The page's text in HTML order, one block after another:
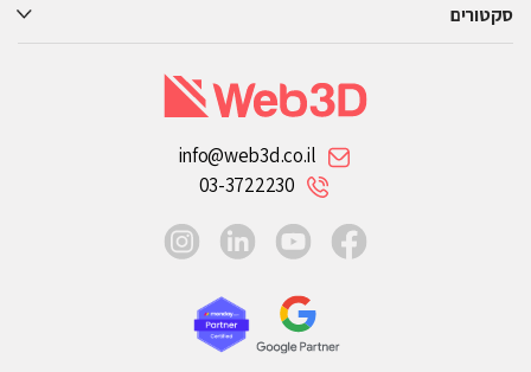
סקטורים
info@web3d.co.il
03-3722230
facebook
youtube
linkedin